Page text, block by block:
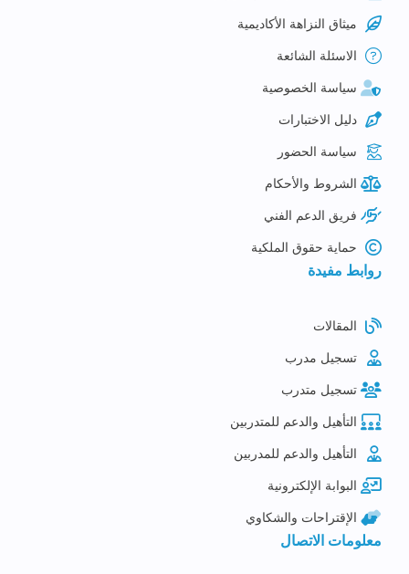
ميثاق النزاهة الأكاديمية
الاسئلة الشائعة
سياسة الخصوصية
دليل الاختبارات
سياسة الحضور
الشروط والأحكام
فريق الدعم الفني
حماية حقوق الملكية
روابط مفيدة
المقالات
تسجيل مدرب
تسجيل متدرب
التأهيل والدعم للمتدربين
التأهيل والدعم للمدربين
البوابة الإلكترونية
الإقتراحات والشكاوي
معلومات الاتصال